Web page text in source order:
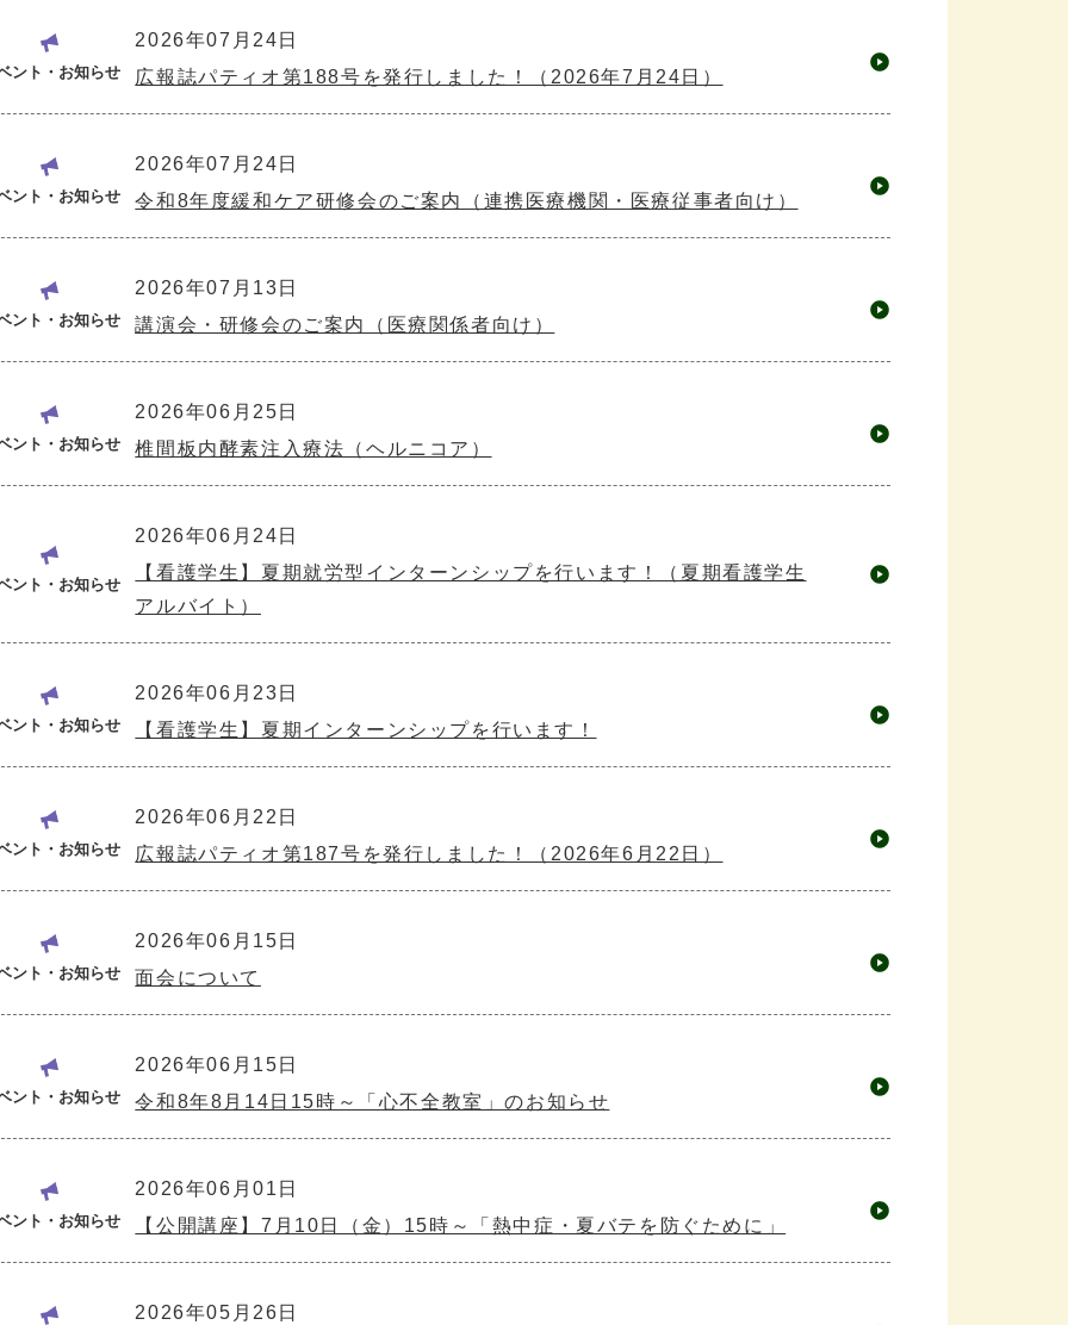
ント・お知らせ
2026年07月24日
広報誌パティオ第188号を発行しました！（2026年7月24日）
ント・お知らせ
2026年07月24日
令和8年度緩和ケア研修会のご案内（連携医療機関・医療従事者向け）
ント・お知らせ
2026年07月13日
講演会・研修会のご案内（医療関係者向け）
ント・お知らせ
2026年06月25日
椎間板内酵素注入療法（ヘルニコア）
ント・お知らせ
2026年06月24日
【看護学生】夏期就労型インターンシップを行います！（夏期看護学生
アルバイト）
ント・お知らせ
2026年06月23日
【看護学生】夏期インターンシップを行います！
ント・お知らせ
2026年06月22日
広報誌パティオ第187号を発行しました！（2026年6月22日）
ント・お知らせ
2026年06月15日
面会について
ント・お知らせ
2026年06月15日
令和8年8月14日15時～「心不全教室」のお知らせ
ント・お知らせ
2026年06月01日
【公開講座】7月10日（金）15時～「熱中症・夏バテを防ぐために」
2026年05月26日